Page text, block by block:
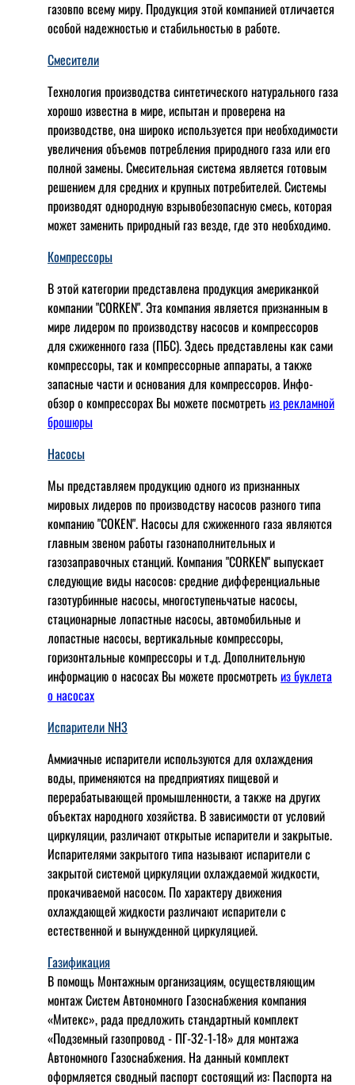
газовпо всему миру. Продукция этой компанией отличается
особой надежностью и стабильностью в работе.
Смесители
Технология производства синтетического натурального газа
хорошо известна в мире, испытан и проверена на
производстве, она широко используется при необходимости
увеличения объемов потребления природного газа или его
полной замены. Смесительная система является готовым
решением для средних и крупных потребителей. Системы
производят однородную взрывобезопасную смесь, которая
может заменить природный газ везде, где это необходимо.
Компрессоры
В этой категории представлена продукция американкой
компании "CORKEN". Эта компания является признанным в
мире лидером по производству насосов и компрессоров
для сжиженного газа (ПБС). Здесь представлены как сами
компрессоры, так и компрессорные аппараты, а также
запасные части и основания для компрессоров. Инфо-
обзор о компрессорах Вы можете посмотретьиз рекламной
брошюры
Насосы
Мы представляем продукцию одного из признанных
мировых лидеров по производству насосов разного типа
компанию "COKEN". Насосы для сжиженного газа являются
главным звеном работы газонаполнительных и
газозаправочных станций. Компания "CORKEN" выпускает
следующие виды насосов: cредние дифференциальные
газотурбинные насосы, многоступеньчатые насосы,
стационарные лопастные насосы, автомобильные и
лопaстные насосы, вертикальные компрессоры,
горизонтальные компрессоры и т.д. Дополнительную
информацию о насосах Вы можете просмотретьиз буклета
о насосах
Испарители NH3
Аммиачные испарители используются для охлаждения
воды, применяются на предприятиях пищевой и
перерабатывающей промышленности, а также на других
объектах народного хозяйства. В зависимости от условий
циркуляции, различают открытые испарители и закрытые.
Испарителями закрытого типа называют испарители с
закрытой системой циркуляции охлаждаемой жидкости,
прокачиваемой насосом. По характеру движения
охлаждающей жидкости различают испарители с
естественной и вынужденной циркуляцией.
Газификация
В помощь Монтажным организациям, осуществляющим
монтаж Систем Автономного Газоснабжения компания
«Митекс», рада предложить стандартный комплект
«Подземный газопровод - ПГ-32-1-18» для монтажа
Автономного Газоснабжения. На данный комплект
оформляется сводный паспорт состоящий из: Паспорта на